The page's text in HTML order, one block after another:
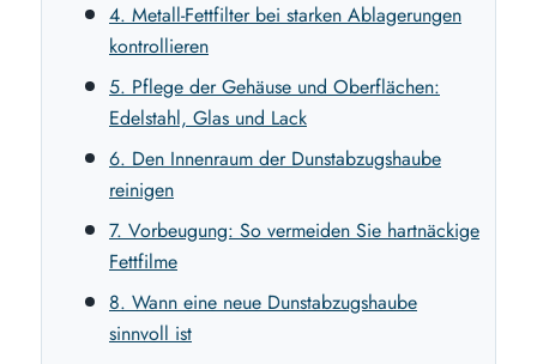
4. Metall-Fettfilter bei starken Ablagerungen
kontrollieren
5. Pflege der Gehäuse und Oberflächen:
Edelstahl, Glas und Lack
6. Den Innenraum der Dunstabzugshaube
reinigen
7. Vorbeugung: So vermeiden Sie hartnäckige
Fettfilme
8. Wann eine neue Dunstabzugshaube
sinnvoll ist